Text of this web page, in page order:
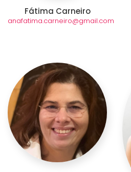
Fátima Carneiro
anafatima.carneiro@gmail.com